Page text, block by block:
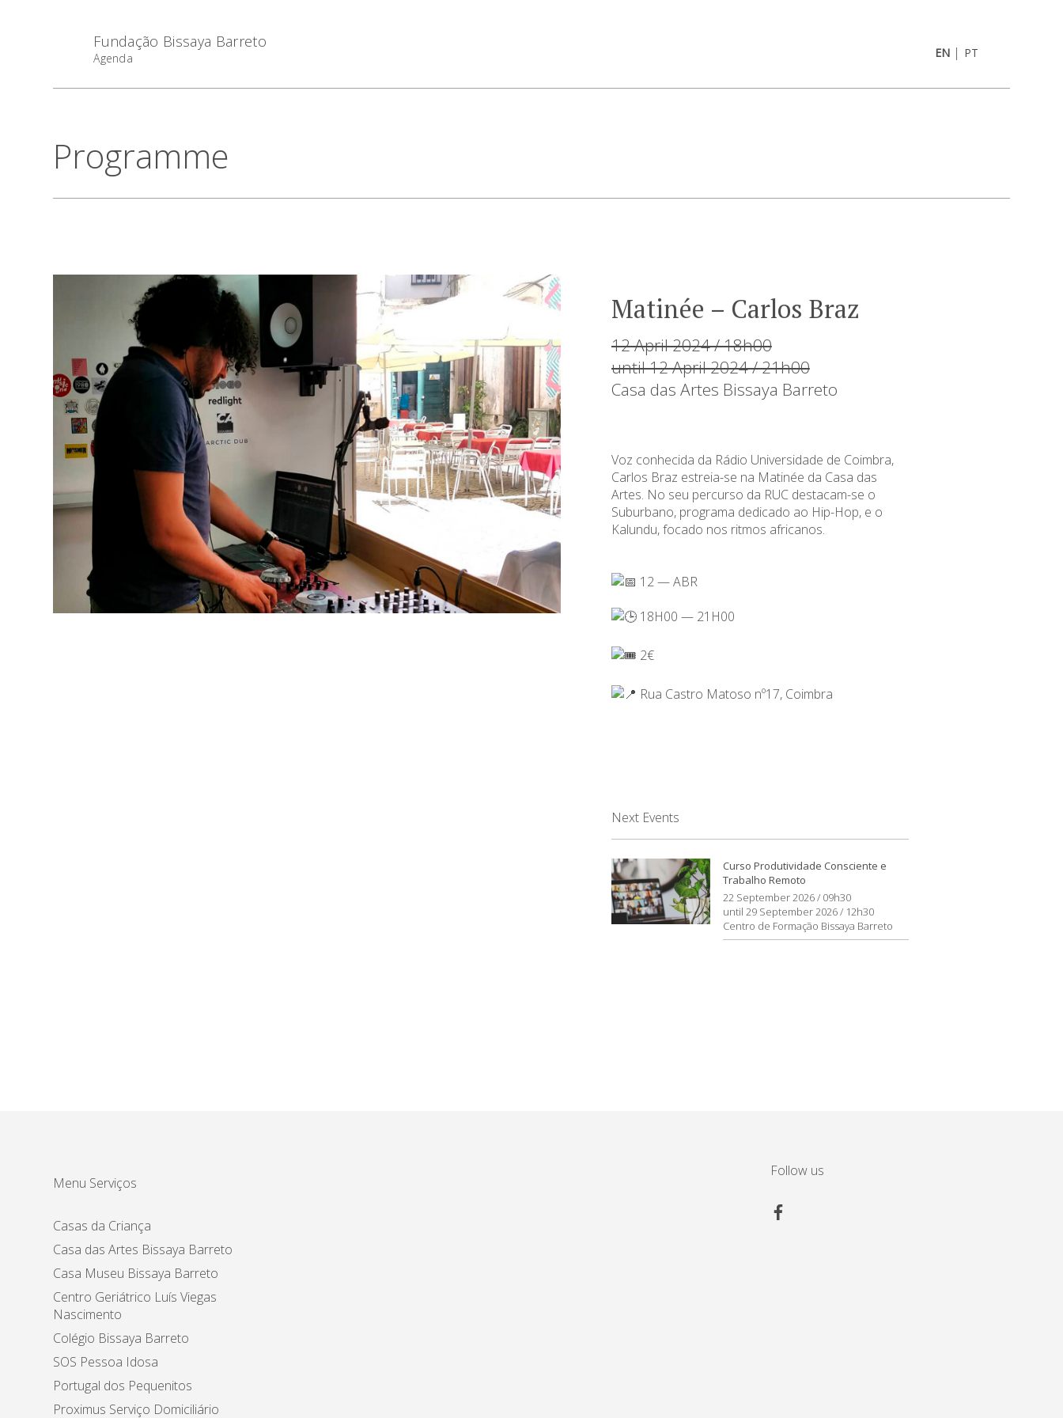
Fundação Bissaya Barreto
Agenda EN| PT
Programme
Matinée – Carlos Braz
12 April 2024 / 18h00
until 12 April 2024 / 21h00
Casa das Artes Bissaya Barreto
Voz conhecida da Rádio Universidade de Coimbra,
Carlos Braz estreia-se na Matinée da Casa das
Artes. No seu percurso da RUC destacam-se o
Suburbano, programa dedicado ao Hip-Hop, e o
Kalundu, focado nos ritmos africanos.
12 — ABR
18H00 — 21H00
2€
Rua Castro Matoso nº17, Coimbra
Next Events
Curso Produtividade Consciente e
Trabalho Remoto
22 September 2026 / 09h30
until 29 September 2026 / 12h30
Centro de Formação Bissaya Barreto
Menu Serviços
Casas da Criança
Casa das Artes Bissaya Barreto
Casa Museu Bissaya Barreto
Centro Geriátrico Luís Viegas
Nascimento
Colégio Bissaya Barreto
SOS Pessoa Idosa
Portugal dos Pequenitos
Proximus Serviço Domiciliário
Follow us